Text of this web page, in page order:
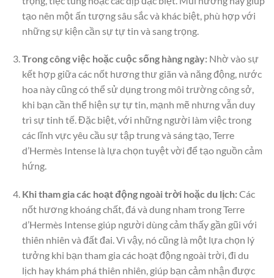
tạo nên một ấn tượng sâu sắc và khác biệt, phù hợp với
những sự kiện cần sự tự tin và sang trọng.
Trong công việc hoặc cuộc sống hàng ngày:Nhờ vào sự
kết hợp giữa các nốt hương thư giãn và năng động, nước
hoa này cũng có thể sử dụng trong môi trường công sở,
khi bạn cần thể hiện sự tự tin, mạnh mẽ nhưng vẫn duy
trì sự tinh tế. Đặc biệt, với những người làm việc trong
các lĩnh vực yêu cầu sự tập trung và sáng tạo, Terre
d’Hermès Intense là lựa chọn tuyệt vời để tạo nguồn cảm
hứng.
Khi tham gia các hoạt động ngoài trời hoặc du lịch:Các
nốt hương khoáng chất, đá và dung nham trong Terre
d’Hermès Intense giúp người dùng cảm thấy gần gũi với
thiên nhiên và đất đai. Vì vậy, nó cũng là một lựa chọn lý
tưởng khi bạn tham gia các hoạt động ngoài trời, đi du
lịch hay khám phá thiên nhiên, giúp bạn cảm nhận được